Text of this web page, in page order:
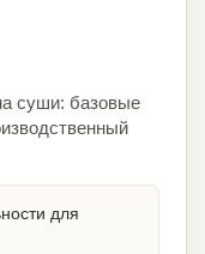
суши: базовые
для